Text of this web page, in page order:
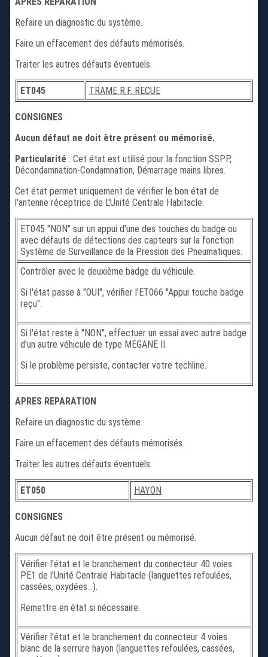
Refaire un diagnostic du système.
Faire un effacement des défauts mémorisés.
Traiter les autres défauts éventuels.
ET045 TRAME R.F. RECUE
CONSIGNES
Aucun défaut ne doit être présent ou mémorisé.
Particularité : Cet état est utilisé pour la fonction SSPP,
Décondamnation-Condamnation, Démarrage mains libres.
Cet état permet uniquement de vérifier le bon état de
l'antenne réceptrice de L'Unité Centrale Habitacle.
ET045 "NON" sur un appui d'une des touches du badge ou
avec défauts de détections des capteurs sur la fonction
Système de Surveillance de la Pression des Pneumatiques.
Contrôler avec le deuxième badge du véhicule.
Si l'état passe à "OUI", vérifier l'ET066 "Appui touche badge
reçu".
Si l'état reste à "NON", effectuer un essai avec autre badge
d'un autre véhicule de type MEGANE II.
Si le problème persiste, contacter votre techline.
APRES REPARATION
Refaire un diagnostic du système.
Faire un effacement des défauts mémorisés.
Traiter les autres défauts éventuels.
ET050 HAYON
CONSIGNES
Aucun défaut ne doit être présent ou mémorisé.
Vérifier l'état et le branchement du connecteur 40 voies
PE1 de l'Unité Centrale Habitacle (languettes refoulées,
cassées, oxydées...).
Remettre en état si nécessaire.
Vérifier l'état et le branchement du connecteur 4 voies
blanc de la serrure hayon (languettes refoulées, cassées,